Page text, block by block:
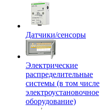
Датчики/сенсоры
Электрические
распределительные
системы (в том числе
электроустановочное
оборудование)